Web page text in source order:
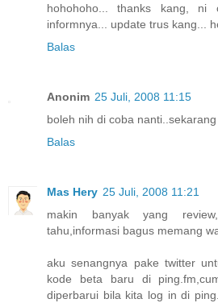
hohohoho... thanks kang, ni
informnya... update trus kang...
Balas
Anonim 25 Juli, 2008 11:15
boleh nih di coba
Balas
Mas Hery 25 Juli, 2008 11:21
makin banyak yang
tahu,informasi bagus memang
aku senangnya pake twitter
kode beta baru di
diperbarui bila kita log in di